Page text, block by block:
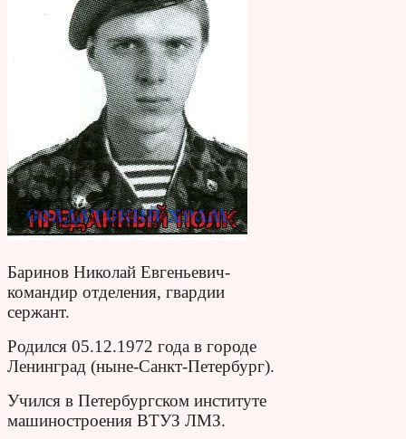
Баринов Николай Евгеньевич-
командир отделения, гвардии
сержант.
Родился 05.12.1972 года в городе
Ленинград (ныне-Санкт-Петербург).
Учился в Петербургском институте
машиностроения ВТУЗ ЛМЗ.